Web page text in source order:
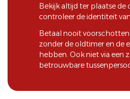
Bekijk altijd ter plaatse de
controleer de identiteit
Betaal nooit
zonder de oldtimer en de
hebben. Ook niet via een
betrouwbare